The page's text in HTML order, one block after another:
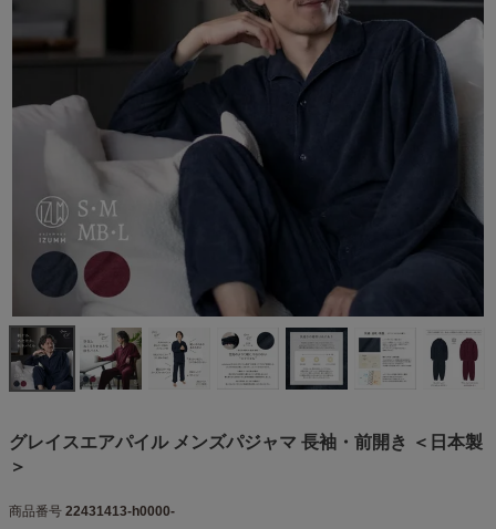
グレイスエアパイル メンズパジャマ 長袖・前開き ＜日本製
＞
商品番号 22431413-h0000-